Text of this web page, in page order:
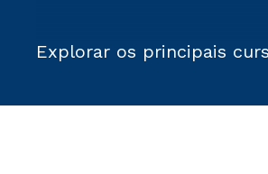
Explorar os principais